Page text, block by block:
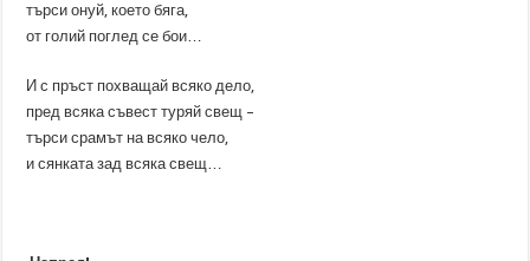
търси онуй, което бяга,
от голий поглед се бои…
И с пръст похващай всяко дело,
пред всяка съвест туряй свещ –
търси срамът на всяко чело,
и сянката зад всяка свещ…